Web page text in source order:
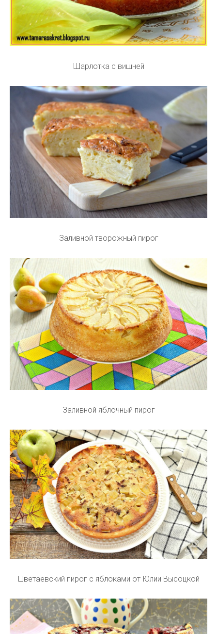
Шарлотка с вишней
Заливной творожный пирог
Заливной яблочный пирог
Цветаевский пирог с яблоками от Юлии Высоцкой